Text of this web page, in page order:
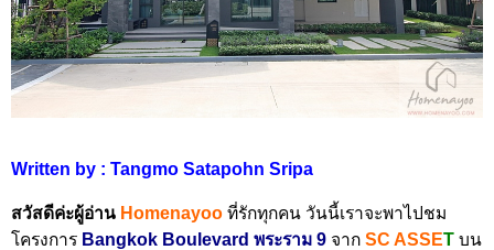
Written by : Tangmo Satapohn Sripa
สวัสดีค่ะผู้อ่าน Homenayoo ที่รักทุกคน วันนี้เราจะพาไปชม
โครงการ Bangkok Boulevard พระราม 9 จาก SC ASSET บน